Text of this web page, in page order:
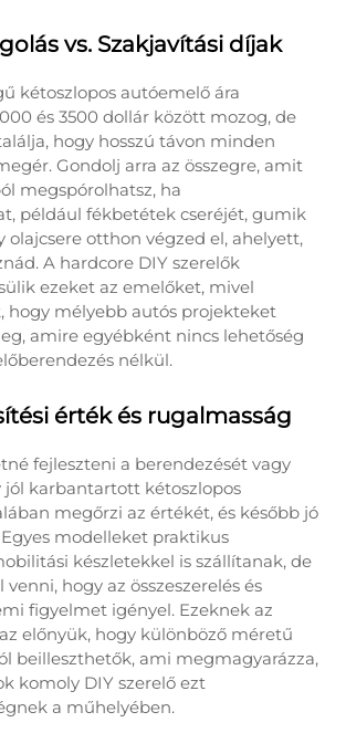
vs. Szakjavítási díjak
kétoszlopos autóemelő ára
és 3500 dollár között mozog, de
hogy hosszú távon minden
Gondolj arra az összegre, amit
megspórolhatsz, ha
például fékbetétek cseréjét, gumik
olajcsere otthon végzed el, ahelyett,
A hardcore DIY szerelők
ezeket az emelőket, mivel
hogy mélyebb autós projekteket
amire egyébként nincs lehetőség
nélkül.
érték és rugalmasság
fejleszteni a berendezését vagy
jól karbantartott kétoszlopos
megőrzi az értékét, és később jó
modelleket praktikus
készletekkel is szállítanak, de
hogy az összeszerelés és
figyelmet igényel. Ezeknek az
előnyük, hogy különböző méretű
beilleszthetők, ami megmagyarázza,
komoly DIY szerelő ezt
a műhelyében.